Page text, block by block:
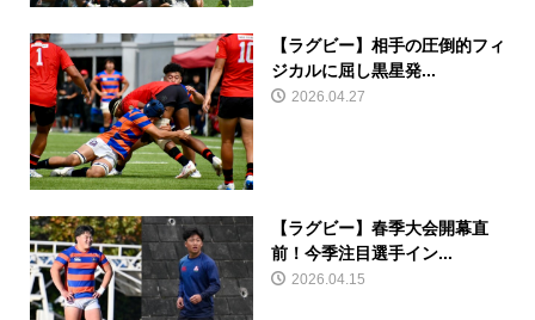
【ラグビー】相手の圧倒的フィ
ジカルに屈し黒星発...
2026.04.27
【ラグビー】春季大会開幕直
前！今季注目選手イン...
2026.04.15